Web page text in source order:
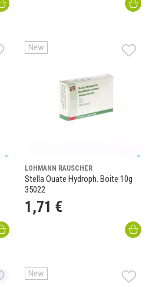
New
LOHMANN RAUSCHER
Stella Ouate Hydroph. Boite 10g
35022
1 ,71 €
New